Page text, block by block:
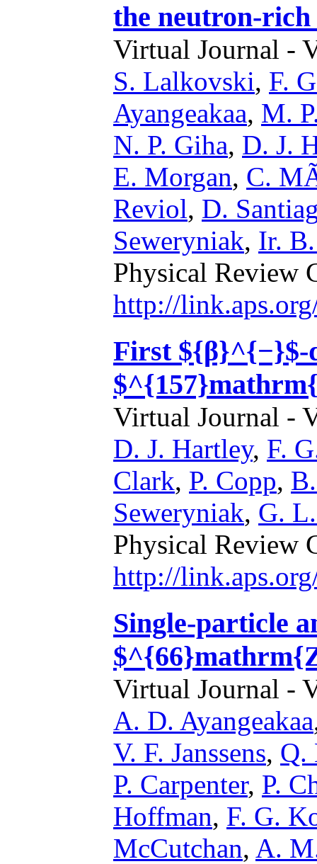
the neutron-
Virtual Journal -
S. Lalkovski, F.
Ayangeakaa, M.
N. P. Giha, D. J.
E. Morgan, C.
Reviol, D.
Seweryniak, Ir.
Physical Review
http://
First ${β}^{−}$-
Virtual Journal -
D. J. Hartley, F.
Clark, P. Copp,
Seweryniak, G.
Physical Review
http://
Single-particle
Virtual Journal -
A. D. Ayangeakaa
V. F. Janssens, Q.
P. Carpenter, P.
Hoffman, F. G.
McCutchan, A.